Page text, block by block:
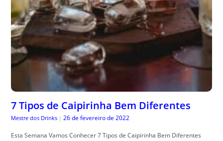
7 Tipos de Caipirinha Bem Diferentes
Mestre dos Drinks | 26 de fevereiro de 2022
Esta Semana Vamos Conhecer 7 Tipos de Caipirinha Bem Diferentes